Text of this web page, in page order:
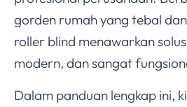
gorden rumah yang tebal
roller blind menawarkan
modern, dan sangat
Dalam panduan lengkap ini,